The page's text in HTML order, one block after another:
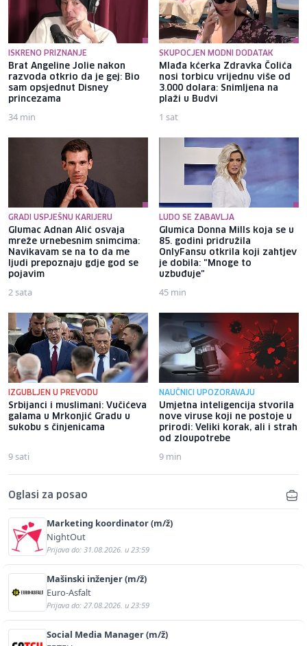
ISKRENO PRIZNANJE
Brat Angeline Jolie nakon
razvoda otkrio da je gej: Bio
sam opsjednut Disney
princezama
34 min
SKUPOCJEN MODNI DODATAK
Mlađa kćerka Zdravka Čolića
nosi torbicu vrijednu više od
3.000 dolara: Snimljena na
plaži u Budvi
1 sat
GRADI USPJEŠNU KARIJERU
Glumac Adnan Alić osvaja
mreže urnebesnim snimcima:
Navikavam se na to da me
ljudi prepoznaju gdje god se
pojavim
2 sata
LUDO SE ZABAVLJA
Glumica Donna Mills koja se u
85. godini pridružila
OnlyFansu otkrila koji zahtjev
je dobila: "Mnoge to
uzbuđuje"
45 min
IZGUBLJEN U PREVODU
Srbijanci i muslimani: Vučićeva
galama u Mrkonjić Gradu u
sukobu s činjenicama
9 sati
NAUČNICI UPOZORAVAJU
Umjetna inteligencija stvorila
nove viruse koji ne postoje u
prirodi: Veliki korak, ali i strah
od zloupotrebe
9 min
Oglasi za posao
Marketing koordinator (m/ž)
NightOut
Prijava do: 31.08.2026. u 23:59
Mašinski inženjer (m/ž)
Euro-Asfalt
Prijava do: 27.08.2026. u 23:59
Social Media Manager (m/ž)